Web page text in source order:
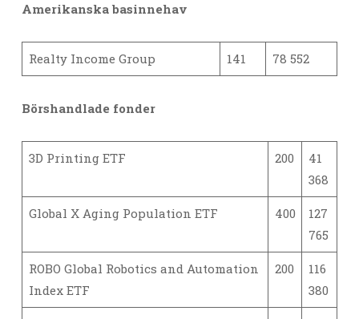
Amerikanska basinnehav
Realty Income Group 141 78 552
Börshandlade fonder
3D Printing ETF 200
41
368
Global X Aging Population ETF 400
127
765
ROBO Global Robotics and Automation
Index ETF
200
116
380